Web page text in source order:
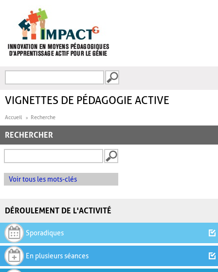
FORMULAIRE DE
VIGNETTES DE PÉDAGOGIE ACTIVE
Accueil Recherche
RECHERCHER
Voir tous les mots-clés
DÉROULEMENT DE L'ACTIVITÉ
Sporadiques
En plusieurs séances